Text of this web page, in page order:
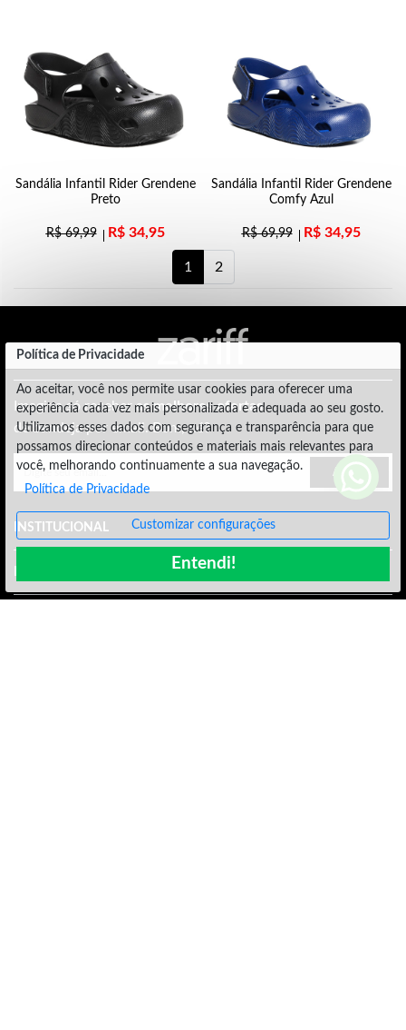
Política de Privacidade
Ao aceitar, você nos permite usar cookies para oferecer uma
experiência cada vez mais personalizada e adequada ao seu gosto.
Utilizamos esses dados com segurança e transparência para que
possamos direcionar conteúdos e materiais mais relevantes para
você, melhorando continuamente a sua navegação.
Política de Privacidade
Customizar configurações
Entendi!
Sandália Infantil Rider Grendene
Preto
R$69,99 R$34,95
Sandália Infantil Rider Grendene
Comfy Azul
R$69,99 R$34,95
1 2
Imagina só receberas melhores ofertas
de bandeja por email. Bom, né?
Assinar
INSTITUCIONAL